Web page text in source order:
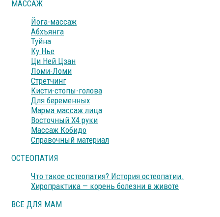
МАССАЖ
Йога-массаж
Абхъянга
Туйна
Ку Нье
Ци Ней Цзан
Ломи-Ломи
Стретчинг
Кисти-стопы-голова
Для беременных
Марма массаж лица
Восточный Х4 руки
Массаж Кобидо
Справочный материал
ОСТЕОПАТИЯ
Что такое остеопатия? История остеопатии.
Хиропрактика — корень болезни в животе
ВСЕ ДЛЯ МАМ